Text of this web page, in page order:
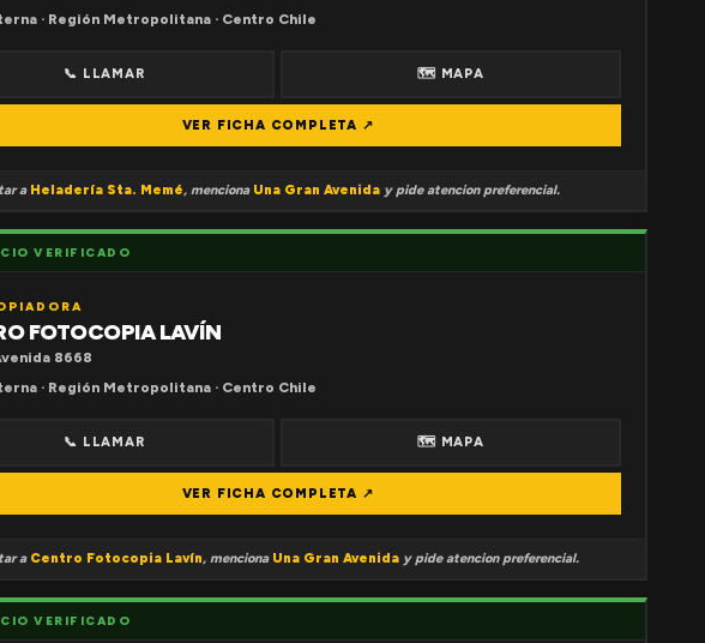
· Región Metropolitana · Centro Chile
📞 LLAMAR 🗺 MAPA
VER FICHA COMPLETA ↗
a Heladería Sta. Memé, menciona Una Gran Avenida y pide atencion preferencial.
VERIFICADO
FOTOCOPIA LAVÍN
8668
· Región Metropolitana · Centro Chile
📞 LLAMAR 🗺 MAPA
VER FICHA COMPLETA ↗
a Centro Fotocopia Lavín, menciona Una Gran Avenida y pide atencion preferencial.
VERIFICADO